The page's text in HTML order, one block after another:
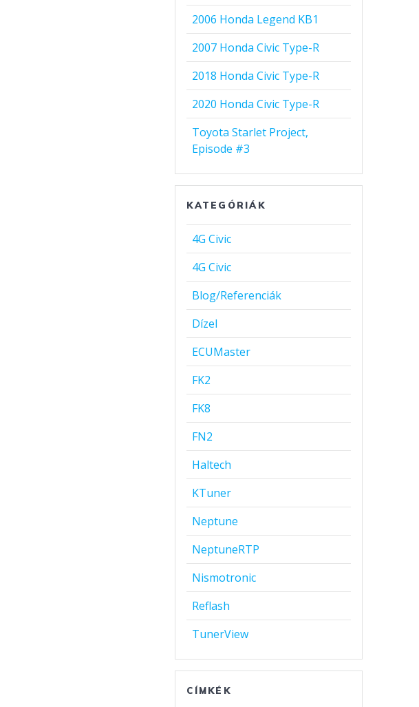
2006 Honda Legend KB1
2007 Honda Civic Type-R
2018 Honda Civic Type-R
2020 Honda Civic Type-R
Toyota Starlet Project,
Episode #3
KATEGÓRIÁK
4G Civic
4G Civic
Blog/Referenciák
Dízel
ECUMaster
FK2
FK8
FN2
Haltech
KTuner
Neptune
NeptuneRTP
Nismotronic
Reflash
TunerView
CÍMKÉK